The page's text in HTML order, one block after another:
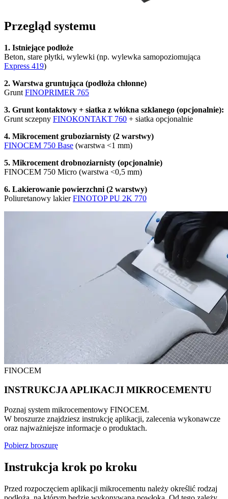
Przegląd systemu
1. Istniejące podłoże
Beton, stare płytki, wylewki (np. wylewka samopoziomująca
Express 419)
2. Warstwa gruntująca (podłoża chłonne)
Grunt FINOPRIMER 765
3. Grunt kontaktowy + siatka z włókna szklanego (opcjonalnie):
Grunt sczepny FINOKONTAKT 760 + siatka opcjonalnie
4. Mikrocement gruboziarnisty (2 warstwy)
FINOCEM 750 Base (warstwa <1 mm)
5. Mikrocement drobnoziarnisty (opcjonalnie)
FINOCEM 750 Micro (warstwa <0,5 mm)
6. Lakierowanie powierzchni (2 warstwy)
Poliuretanowy lakierFINOTOP PU 2K 770
FINOCEM
INSTRUKCJA APLIKACJI MIKROCEMENTU
Poznaj system mikrocementowy FINOCEM.
W broszurze znajdziesz instrukcję aplikacji, zalecenia wykonawcze
oraz najważniejsze informacje o produktach.
Pobierz broszurę
Instrukcja krok po kroku
Przed rozpoczęciem aplikacji mikrocementu należy określić rodzaj